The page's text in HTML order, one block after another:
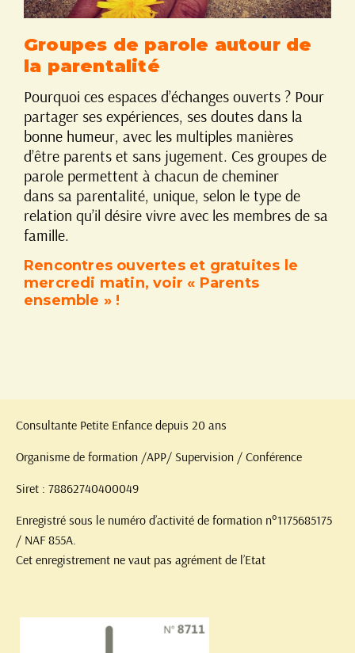
Groupes de parole autour de
la parentalité
Pourquoi ces espaces d’échanges ouverts ? Pour
partager ses expériences, ses doutes dans la
bonne humeur, avec les multiples manières
d’être parents et sans jugement. Ces groupes de
parole permettent à chacun de cheminer
dans sa parentalité, unique, selon le type de
relation qu’il désire vivre avec les membres de sa
famille.
Rencontres ouvertes et gratuites le
mercredi matin, voir « Parents
ensemble » !
Consultante Petite Enfance depuis 20 ans
Organisme de formation /APP/ Supervision / Conférence
Siret : 78862740400049
Enregistré sous le numéro d’activité de formation n°1175685175
/ NAF 855A.
Cet enregistrement ne vaut pas agrément de l’Etat